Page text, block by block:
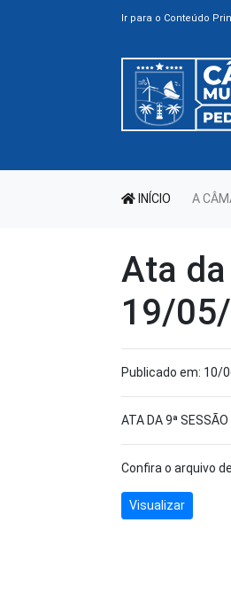
Ir para o Conteúdo
INÍCIO A
Ata
19/
Publicado em: 10/
ATA DA 9ª
Confira o arquivo
Visualizar